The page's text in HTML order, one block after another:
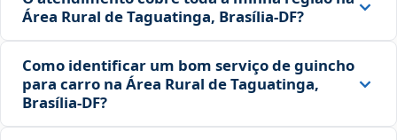
Área Rural de Taguatinga, Brasília‑DF?
Como identificar um bom serviço de guincho
para carro na Área Rural de Taguatinga,
Brasília‑DF?